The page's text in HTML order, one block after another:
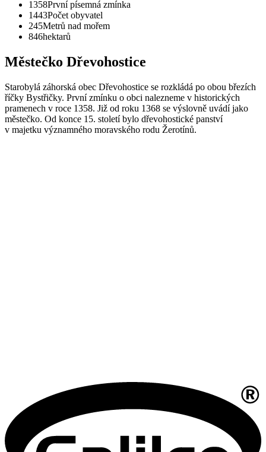
1358První písemná zmínka
1443Počet obyvatel
245Metrů nad mořem
846hektarů
Městečko Dřevohostice
Starobylá záhorská obec Dřevohostice se rozkládá po obou březích
říčky Bystřičky. První zmínku o obci nalezneme v historických
pramenech v roce 1358. Již od roku 1368 se výslovně uvádí jako
městečko. Od konce 15. století bylo dřevohostické panství
v majetku významného moravského rodu Žerotínů.